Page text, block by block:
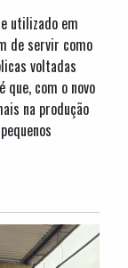
utilizado em
de servir como
voltadas
que, com o novo
na produção